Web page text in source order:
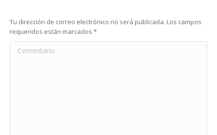
Tu dirección de correo electrónico no será publicada. Los campos
requeridos están marcados *
Comentario